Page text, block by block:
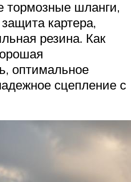
тормозные шланги,
картера,
резина. Как
оптимальное
сцепление с